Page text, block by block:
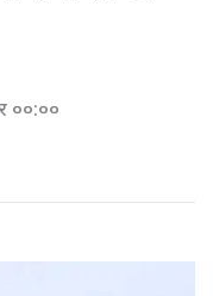
००:००